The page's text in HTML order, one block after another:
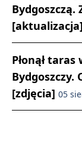
Bydgoszczą.
[aktualizacja]
Płonął
[zdjęcia] 05